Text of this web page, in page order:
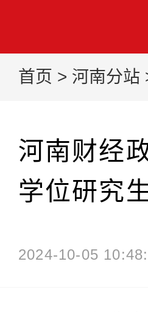
首页 > 河南分站
河南财经
学位研究
2024-10-05